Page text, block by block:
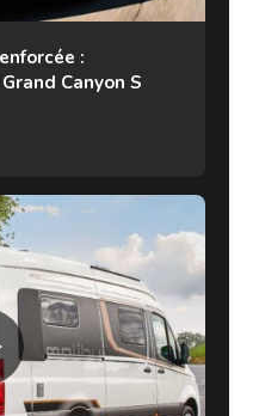
:
Canyon S